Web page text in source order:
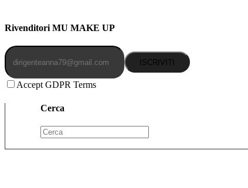
Rivenditori MU MAKE UP
ISCRIVITI
Accept GDPR Terms
Cerca